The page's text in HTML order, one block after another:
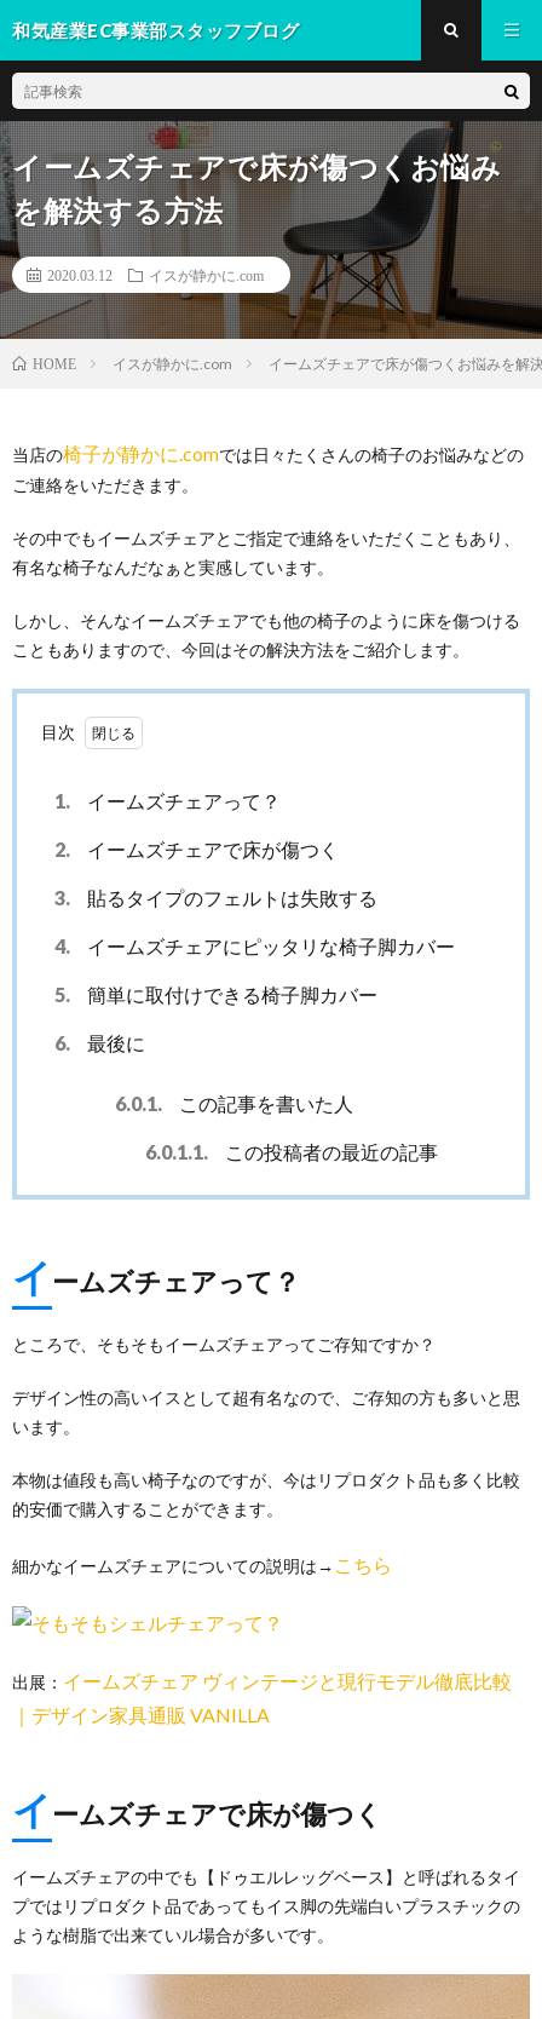
和気産業EC事業部スタッフブログ
イームズチェアで床が傷つくお悩み
を解決する方法
2020.03.12 イスが静かに.com
HOME イスが静かに.com イームズチェアで床が傷つくお悩みを解
当店の椅子が静かに.comでは日々たくさんの椅子のお悩みなどの
ご連絡をいただきます。
その中でもイームズチェアとご指定で連絡をいただくこともあり、
有名な椅子なんだなぁと実感しています。
しかし、そんなイームズチェアでも他の椅子のように床を傷つける
こともありますので、今回はその解決方法をご紹介します。
目次
1. イームズチェアって？
2. イームズチェアで床が傷つく
3. 貼るタイプのフェルトは失敗する
4. イームズチェアにピッタリな椅子脚カバー
5. 簡単に取付けできる椅子脚カバー
6. 最後に
6.0.1. この記事を書いた人
6.0.1.1. この投稿者の最近の記事
イ ームズチェアって？
ところで、そもそもイームズチェアってご存知ですか？
デザイン性の高いイスとして超有名なので、ご存知の方も多いと思
います。
本物は値段も高い椅子なのですが、今はリプロダクト品も多く比較
的安価で購入することができます。
細かなイームズチェアについての説明は→ こちら
出展： イームズチェア ヴィンテージと現行モデル徹底比較
｜デザイン家具通販 VANILLA
イ ームズチェアで床が傷つく
イームズチェアの中でも【ドゥエルレッグベース】と呼ばれるタイ
プではリプロダクト品であってもイス脚の先端白いプラスチックの
ような樹脂で出来ていル場合が多いです。